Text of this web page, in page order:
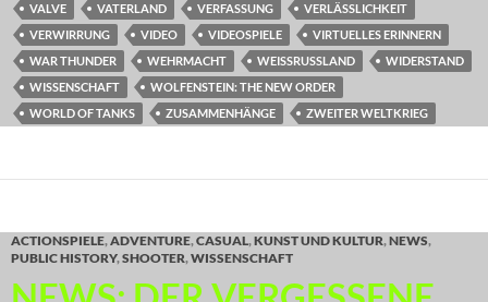
VALVE
VATERLAND VERFASSUNG
VERLÄSSLICHKEIT
VERWIRRUNG
VIDEO VIDEOSPIELE
VIRTUELLES ERINNERN
WAR THUNDER
WEHRMACHT WEISSRUSSLAND
WIDERSTAND
WISSENSCHAFT
WOLFENSTEIN: THE NEW ORDER
WORLD OF TANKS
ZUSAMMENHÄNGE ZWEITER WELTKRIEG
ACTIONSPIELE,ADVENTURE,CASUAL,KUNST UND KULTUR,NEWS,
PUBLIC HISTORY,SHOOTER,WISSENSCHAFT